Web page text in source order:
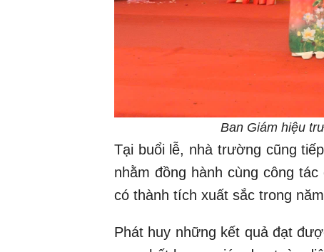
Ban Giám hiệu
Tại buổi lễ, nhà trường cũng
nhằm đồng hành cùng công
có thành tích xuất sắc trong
Phát huy những kết quả đạt